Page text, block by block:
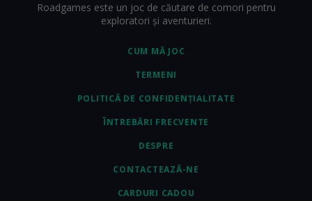
CUM MĂ JOC
TERMENI
POLITICĂ DE CONFIDENȚIALITATE
ÎNTREBĂRI FRECVENTE
DESPRE
CONTACTEAZĂ-NE
CARDURI CADOU
Roadgames este un joc de căutare de comori pentru
exploratori și aventurieri.